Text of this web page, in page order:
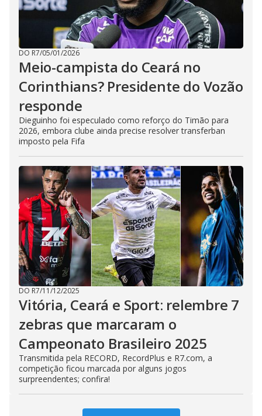
DO R7/05/01/2026
Meio-campista do Ceará no
Corinthians? Presidente do Vozão
responde
Dieguinho foi especulado como reforço do Timão para
2026, embora clube ainda precise resolver transferban
imposto pela Fifa
DO R7/11/12/2025
Vitória, Ceará e Sport: relembre 7
zebras que marcaram o
Campeonato Brasileiro 2025
Transmitida pela RECORD, RecordPlus e R7.com, a
competição ficou marcada por alguns jogos
surpreendentes; confira!